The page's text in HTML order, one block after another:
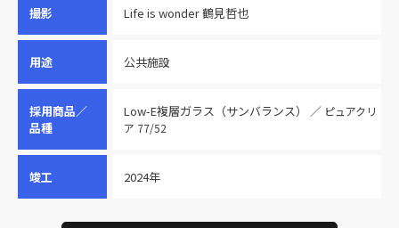
撮影 Life is wonder 鶴見哲也
用途 公共施設
採用商品／
品種
Low-E複層ガラス（サンバランス） ／ ピュアクリ
ア 77/52
竣工 2024年